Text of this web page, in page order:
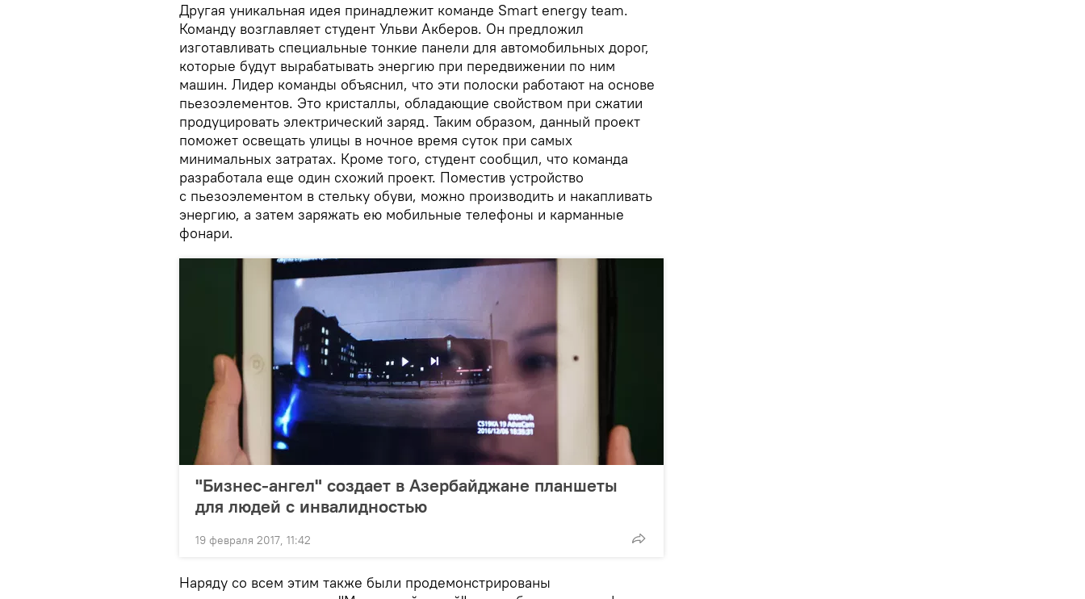
Другая уникальная идея принадлежит команде Smart energy team.
Команду возглавляет студент Ульви Акберов. Он предложил
изготавливать специальные тонкие панели для автомобильных дорог,
которые будут вырабатывать энергию при передвижении по ним
машин. Лидер команды объяснил, что эти полоски работают на основе
пьезоэлементов. Это кристаллы, обладающие свойством при сжатии
продуцировать электрический заряд. Таким образом, данный проект
поможет освещать улицы в ночное время суток при самых
минимальных затратах. Кроме того, студент сообщил, что команда
разработала еще один схожий проект. Поместив устройство
с пьезоэлементом в стельку обуви, можно производить и накапливать
энергию, а затем заряжать ею мобильные телефоны и карманные
фонари.
"Бизнес-ангел" создает в Азербайджане планшеты
для людей с инвалидностью
19 февраля 2017, 11:42
Наряду со всем этим также были продемонстрированы